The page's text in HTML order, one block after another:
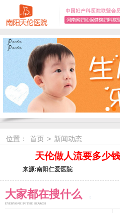
位置： 首页 > 新闻动态
天伦做人流要多少
来源:南阳仁爱医院
大家都在搜什么
EYERYONE IN THE SEARCH